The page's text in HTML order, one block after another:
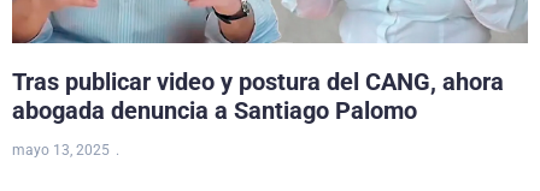
Tras publicar video y postura del CANG, ahora
abogada denuncia a Santiago Palomo
mayo 13, 2025